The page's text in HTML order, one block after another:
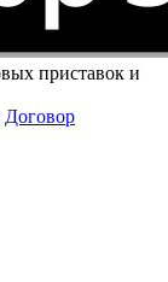
приставок и
Договор